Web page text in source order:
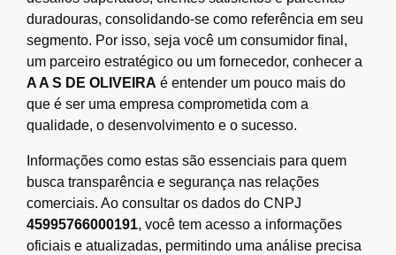
duradouras, consolidando-se como referência em seu
segmento. Por isso, seja você um consumidor final,
um parceiro estratégico ou um fornecedor, conhecer a
A A S DE OLIVEIRA é entender um pouco mais do
que é ser uma empresa comprometida com a
qualidade, o desenvolvimento e o sucesso.
Informações como estas são essenciais para quem
busca transparência e segurança nas relações
comerciais. Ao consultar os dados do CNPJ
45995766000191, você tem acesso a informações
oficiais e atualizadas, permitindo uma análise precisa